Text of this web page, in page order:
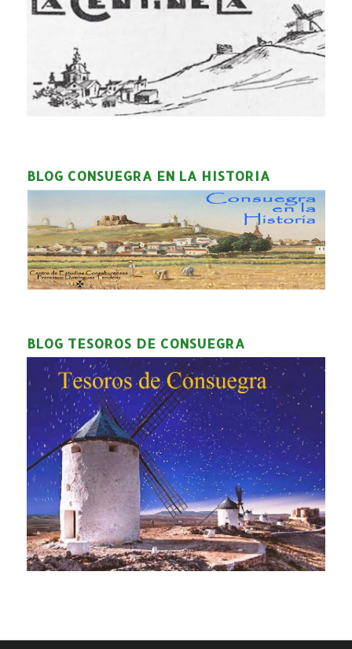
BLOG CONSUEGRA EN LA HISTORIA
BLOG TESOROS DE CONSUEGRA